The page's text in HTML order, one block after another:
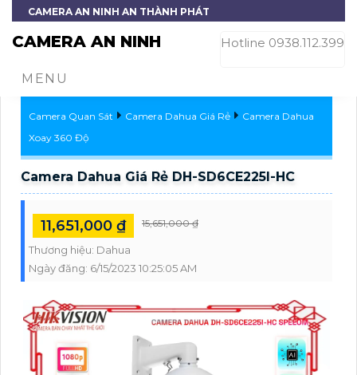
CAMERA AN NINH AN THÀNH PHÁT
CAMERA AN NINH Hotline 0938.112.399
MENU
Camera Quan Sát Camera Dahua Giá Rẻ
Camera Dahua
Xoay 360 Độ
Camera Dahua Giá Rẻ DH-SD6CE225I-HC
11,651,000 ₫ 15,651,000 ₫
Thương hiệu: Dahua
Ngày đăng: 6/15/2023 10:25:05 AM